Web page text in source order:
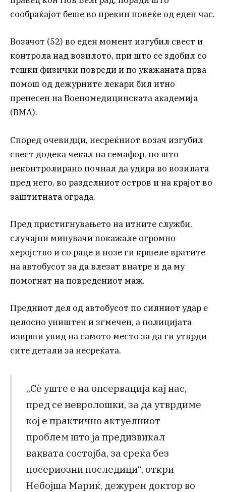
сообраќајот беше во прекин повеќе од еден час.
Возачот (52) во еден момент изгубил свест и
контрола над возилото, при што се здобил со
тешки физички повреди и по укажаната прва
помош од дежурните лекари бил итно
пренесен на Военомедицинската академија
(ВМА).
Според очевидци, несреќниот возач изгубил
свест додека чекал на семафор, по што
неконтролирано почнал да удира во возилата
пред него, во разделниот остров и на крајот во
заштитната ограда.
Пред пристигнувањето на итните служби,
случајни минувачи покажале огромно
херојство и со раце и нозе ги кршеле вратите
на автобусот за да влезат внатре и да му
помогнат на повредениот маж.
Предниот дел од автобусот по силниот удар е
целосно уништен и згмечен, а полицијата
изврши увид на самото место за да ги утврди
сите детали за несреќата.
„Сè уште е на опсервација кај нас,
пред се невролошки, за да утврдиме
кој е практично актуелниот
проблем што ја предизвикал
ваквата состојба, за среќа без
посериозни последици“, откри
Небојша Мариќ, дежурен доктор во